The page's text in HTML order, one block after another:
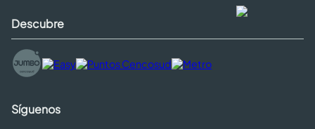
Descubre
Síguenos